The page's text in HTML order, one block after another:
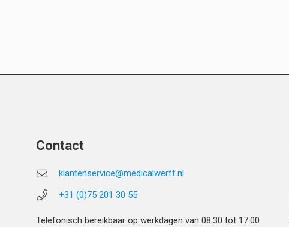
Contact
klantenservice@medicalwerff.nl
+31 (0)75 201 30 55
Telefonisch bereikbaar op werkdagen van 08:30 tot 17:00